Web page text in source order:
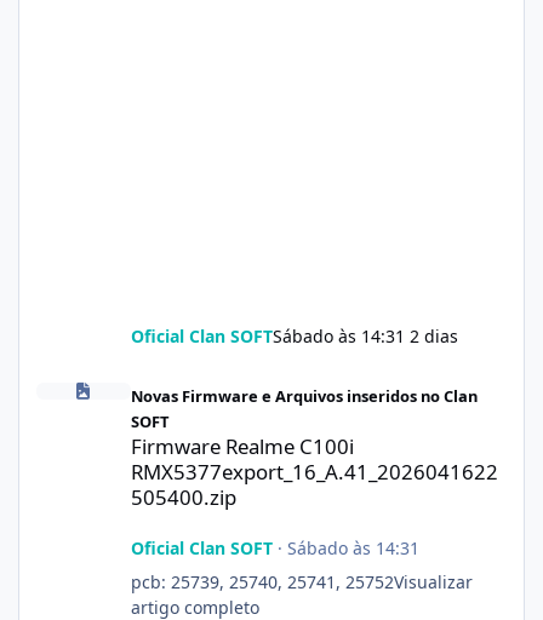
Oficial Clan SOFTSábado às 14:31 2 dias
Firmware Realme C100i
Novas Firmware e Arquivos inseridos no Clan
SOFT
Firmware Realme C100i
RMX5377export_16_A.41_2026041622
505400.zip
Oficial Clan SOFT· Sábado às 14:31
pcb: 25739, 25740, 25741, 25752Visualizar
artigo completo